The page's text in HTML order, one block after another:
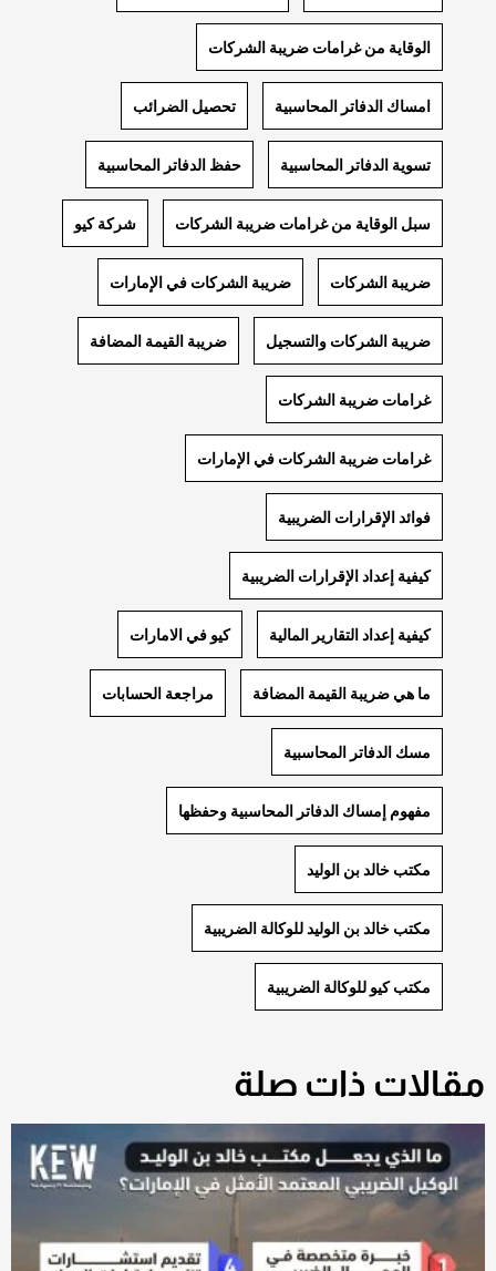
الوقاية من غرامات ضريبة الشركات
امساك الدفاتر المحاسبية تحصيل الضرائب
تسوية الدفاتر المحاسبية حفظ الدفاتر المحاسبية
سبل الوقاية من غرامات ضريبة الشركات شركة كيو
ضريبة الشركات ضريبة الشركات في الإمارات
ضريبة الشركات والتسجيل ضريبة القيمة المضافة
غرامات ضريبة الشركات
غرامات ضريبة الشركات في الإمارات
فوائد الإقرارات الضريبية
كيفية إعداد الإقرارات الضريبية
كيفية إعداد التقارير المالية كيو في الامارات
ما هي ضريبة القيمة المضافة مراجعة الحسابات
مسك الدفاتر المحاسبية
مفهوم إمساك الدفاتر المحاسبية وحفظها
مكتب خالد بن الوليد
مكتب خالد بن الوليد للوكالة الضريبية
مكتب كيو للوكالة الضريبية
مقالات ذات صلة